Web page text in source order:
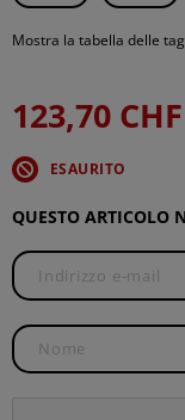
Mostra la tabella delle
123,70 CHF
ESAURITO
QUESTO ARTICOLO